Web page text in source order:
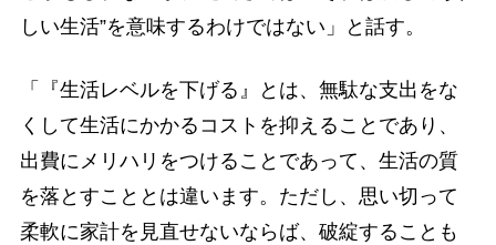
しい生活”を意味するわけではない」と話す。
「『生活レベルを下げる』とは、無駄な支出をな
くして生活にかかるコストを抑えることであり、
出費にメリハリをつけることであって、生活の質
を落とすこととは違います。ただし、思い切って
柔軟に家計を見直せないならば、破綻することも